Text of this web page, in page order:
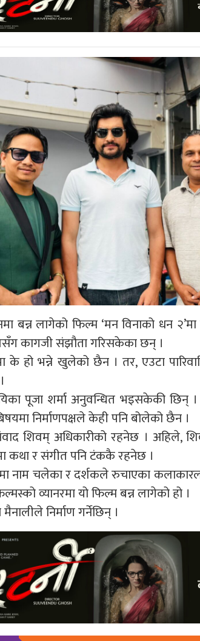
बन्न लागेको फिल्म ‘मन विनाको धन
कागजी संझौता गरिसकेका छन् ।
हो भन्ने खुलेको छैन । तर, एउटा
पूजा शर्मा अनुवन्धित भइसकेकी छिन्
निर्माणपक्षले केही पनि बोलेको छैन ।
शिवम् अधिकारीको रहनेछ । अहिले,
कथा र संगीत पनि टंककै रहनेछ ।
नाम चलेका र दर्शकले रुचाएका
व्यानरमा यो फिल्म बन्न लागेको हो ।
निर्माण गर्नेछिन् ।